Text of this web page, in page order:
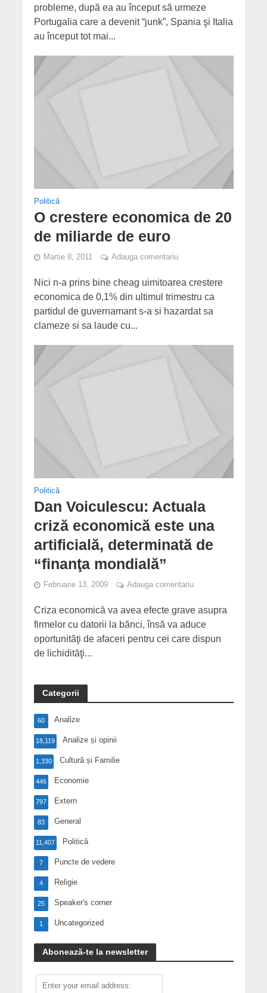
probleme, după ea au început să urmeze
Portugalia care a devenit “junk”, Spania şi Italia
au început tot mai...
Politică
O crestere economica de 20
de miliarde de euro
Martie 8, 2011 Adauga comentariu
Nici n-a prins bine cheag uimitoarea crestere
economica de 0,1% din ultimul trimestru ca
partidul de guvernamant s-a si hazardat sa
clameze si sa laude cu...
Politică
Dan Voiculescu: Actuala
criză economică este una
artificială, determinată de
“finanţa mondială”
Februarie 13, 2009 Adauga comentariu
Criza economică va avea efecte grave asupra
firmelor cu datorii la bănci, însă va aduce
oportunităţi de afaceri pentru cei care dispun
de lichidităţi...
Categorii
Analize
60
Analize și opinii
18,119
Cultură și Familie
1,330
Economie
446
Extern
797
General
83
Politică
11,407
Puncte de vedere
7
Religie
4
Speaker's corner
25
Uncategorized
1
Abonează-te la newsletter